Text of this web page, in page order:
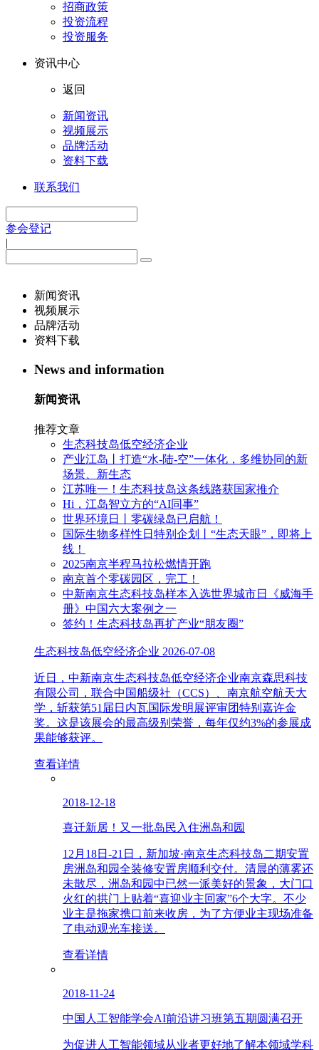
招商政策
投资流程
投资服务
资讯中心
返回
新闻资讯
视频展示
品牌活动
资料下载
联系我们
参会登记
|
新闻资讯
视频展示
品牌活动
资料下载
News and information
新闻资讯
推荐文章
生态科技岛低空经济企业
产业江岛丨打造“水-陆-空”一体化，多维协同的新
场景、新生态
江苏唯一！生态科技岛这条线路获国家推介
Hi，江岛智立方的“AI同事”
世界环境日丨零碳绿岛已启航！
国际生物多样性日特别企划丨“生态天眼”，即将上
线！
2025南京半程马拉松燃情开跑
南京首个零碳园区，完工！
中新南京生态科技岛样本入选世界城市日《威海手
册》中国六大案例之一
签约！生态科技岛再扩产业“朋友圈”
生态科技岛低空经济企业 2026-07-08
近日，中新南京生态科技岛低空经济企业南京森思科技
有限公司，联合中国船级社（CCS）、南京航空航天大
学，斩获第51届日内瓦国际发明展评审团特别嘉许金
奖。这是该展会的最高级别荣誉，每年仅约3%的参展成
果能够获评。
查看详情
2018-12-18
喜迁新居！又一批岛民入住洲岛和园
12月18日-21日，新加坡·南京生态科技岛二期安置
房洲岛和园全装修安置房顺利交付。清晨的薄雾还
未散尽，洲岛和园中已然一派美好的景象，大门口
火红的拱门上贴着“喜迎业主回家”6个大字。不少
业主是拖家携口前来收房，为了方便业主现场准备
了电动观光车接送。
查看详情
2018-11-24
中国人工智能学会AI前沿讲习班第五期圆满召开
为促进人工智能领域从业者更好地了解本领域学科